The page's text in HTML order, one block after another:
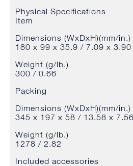
Physical Specifications
Item
Dimensions (WxDxH)(mm/in.)
180 x 99 x 35.9 / 7.09 x 3.90
Weight (g/lb.)
300 / 0.66
Packing
Dimensions (WxDxH)(mm/in.)
345 x 197 x 58 / 13.58 x
Weight (g/lb.)
1278 / 2.82
Included accessories